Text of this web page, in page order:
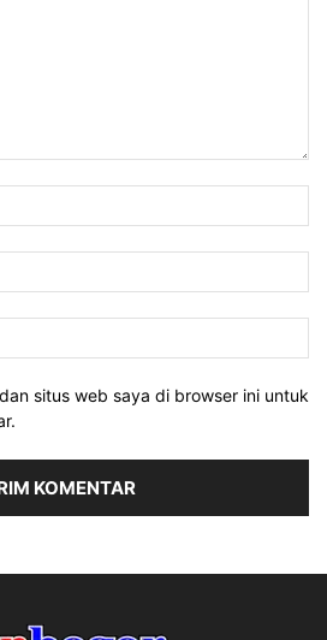
situs web saya di browser ini untuk